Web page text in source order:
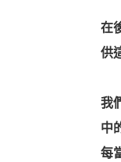
在
供
我
中
每